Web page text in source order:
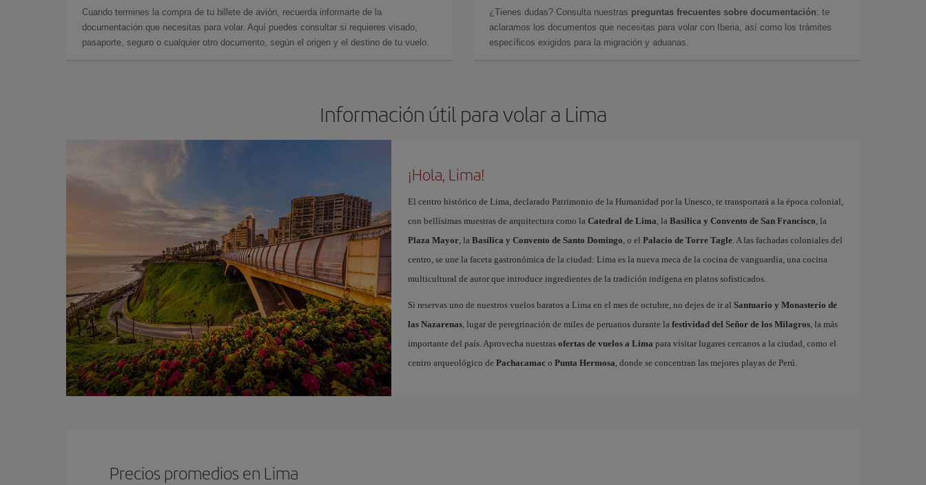
Cuando termines la compra de tu billete de avión, recuerda informarte de la
documentación que necesitas para volar. Aquí puedes consultar si requieres visado,
pasaporte, seguro o cualquier otro documento, según el origen y el destino de tu vuelo.
¿Tienes dudas? Consulta nuestras preguntas frecuentes sobre documentación: te
aclaramos los documentos que necesitas para volar con Iberia, así como los trámites
específicos exigidos para la migración y aduanas.
Información útil para volar a Lima
¡Hola, Lima!
El centro histórico de Lima, declarado Patrimonio de la Humanidad por la Unesco, te transportará a la época colonial,
con bellísimas muestras de arquitectura como la Catedral de Lima , la Basílica y Convento de San Francisco , la
Plaza Mayor, la Basílica y Convento de Santo Domingo , o el Palacio de Torre Tagle. A las fachadas coloniales del
centro, se une la faceta gastronómica de la ciudad: Lima es la nueva meca de la cocina de vanguardia, una cocina
multicultural de autor que introduce ingredientes de la tradición indígena en platos sofisticados.
Si reservas uno de nuestros vuelos baratos a Lima en el mes de octubre, no dejes de ir al Santuario y Monasterio de
las Nazarenas, lugar de peregrinación de miles de peruanos durante la festividad del Señor de los Milagros, la más
importante del país. Aprovecha nuestras ofertas de vuelos a Lima para visitar lugares cercanos a la ciudad, como el
centro arqueológico de Pachacamaco Punta Hermosa , donde se concentran las mejores playas de Perú.
Precios promedios en Lima